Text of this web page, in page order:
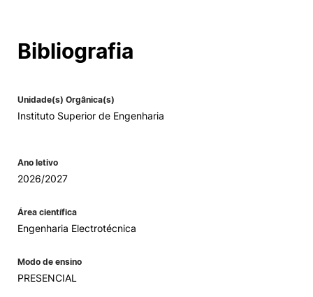
Bibliografia
Unidade(s) Orgânica(s)
Instituto Superior de Engenharia
Ano letivo
2026/2027
Área científica
Engenharia Electrotécnica
Modo de ensino
PRESENCIAL